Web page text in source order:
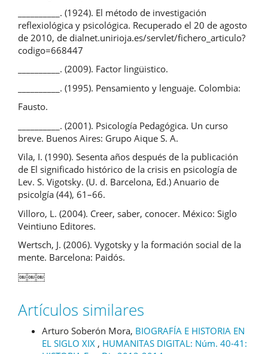
__________. (1924). El método de investigación
reflexiológica y psicológica. Recuperado el 20 de agosto
de 2010, de dialnet.unirioja.es/servlet/fichero_articulo?
codigo=668447
__________. (2009). Factor lingüistico.
__________. (1995). Pensamiento y lenguaje. Colombia:
Fausto.
__________. (2001). Psicología Pedagógica. Un curso
breve. Buenos Aires: Grupo Aique S. A.
Vila, I. (1990). Sesenta años después de la publicación
de El significado histórico de la crisis en psicología de
Lev. S. Vigotsky. (U. d. Barcelona, Ed.) Anuario de
psicolgía (44), 61–66.
Villoro, L. (2004). Creer, saber, conocer. México: Siglo
Veintiuno Editores.
Wertsch, J. (2006). Vygotsky y la formación social de la
mente. Barcelona: Paidós.
￼￼￼
Artículos similares
Arturo Soberón Mora, BIOGRAFÍA E HISTORIA EN
EL SIGLO XIX , HUMANITAS DIGITAL: Núm. 40-41: